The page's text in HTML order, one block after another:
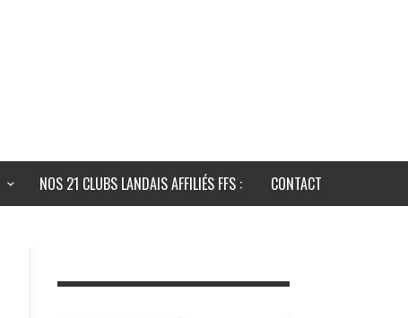
NOS 21 CLUBS LANDAIS AFFILIÉS FFS : CONTACT